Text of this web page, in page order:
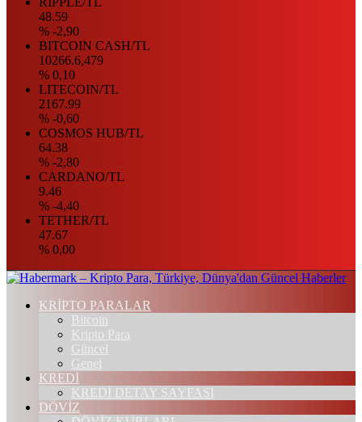
48.59
% -2,90
BITCOIN CASH/TL
10266.6,479
% 0,10
LITECOIN/TL
2167.99
% -0,60
COSMOS HUB/TL
64.38
% -2,80
CARDANO/TL
9.46
% -4,40
TETHER/TL
47.67
% 0,00
KRİPTO PARALAR
Bitcoin
Kripto Para
Güncel
Genel
KREDİ
KREDİ DETAY SAYFASI
DÖVİZ